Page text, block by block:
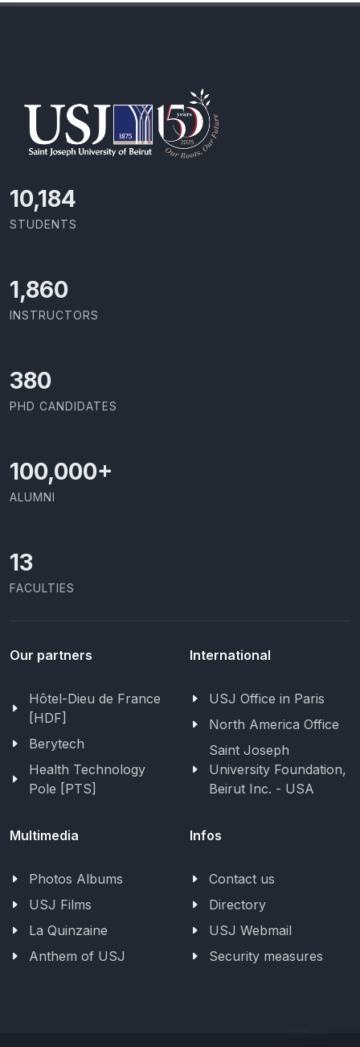
10,801
STUDENTS
1,973
INSTRUCTORS
403
PHD CANDIDATES
100,000+
ALUMNI
13
FACULTIES
Our partners
Hôtel-Dieu de France
[HDF]
Berytech
Health Technology
Pole [PTS]
International
USJ Office in Paris
North America Office
Saint Joseph
University Foundation,
Beirut Inc. - USA
Multimedia
Photos Albums
USJ Films
La Quinzaine
Anthem of USJ
Infos
Contact us
Directory
USJ Webmail
Security measures